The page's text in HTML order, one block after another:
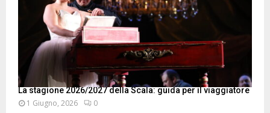
La stagione 2026/2027 della Scala: guida per il viaggiatore
1 Giugno, 2026 0